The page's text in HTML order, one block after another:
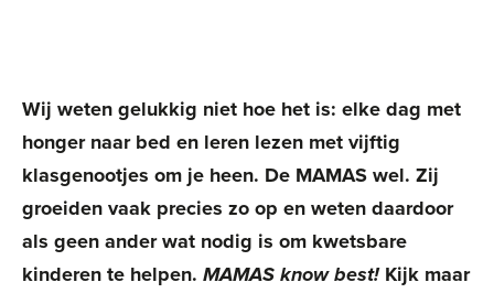
Wij weten gelukkig niet hoe het is: elke dag met
honger naar bed en leren lezen met vijftig
klasgenootjes om je heen. De MAMAS wel. Zij
groeiden vaak precies zo op en weten daardoor
als geen ander wat nodig is om kwetsbare
kinderen te helpen. MAMAS know best! Kijk maar